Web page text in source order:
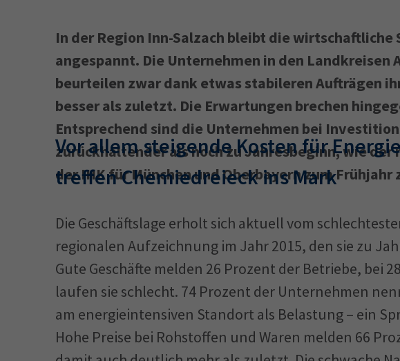
Hier können Sie auch aus
Ausbildungsvertrag
Wirtschaftsfachwirt
34f
AEVO
34i Betriebswirt
In der Region Inn-Salzach bleibt die
angespannt. Die Unternehmen in den
beurteilen zwar dank etwas stabileren Aufträgen
besser als zuletzt. Die Erwartungen brechen
Entsprechend sind die Unternehmen bei
zurückhaltender als noch zu Jahresbeginn, wie
der IHK für München und Oberbayern zum Frühjahr
Vor allem steigende Kosten für
treffen Chemiedreieck ins Mark
Die Geschäftslage erholt sich aktuell vom
regionalen Aufzeichnung im Jahr 2015, den sie zu
Gute Geschäfte melden 26 Prozent der Betriebe, bei
laufen sie schlecht.​ 74 Prozent der Unternehmen
am energieintensiven Standort als Belastung – ein
Hohe Preise bei Rohstoffen und Waren melden 66